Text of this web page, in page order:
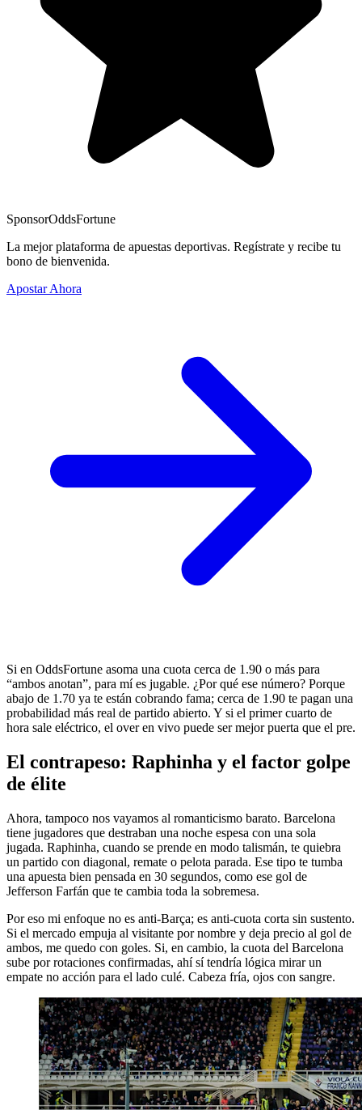
SponsorOddsFortune
La mejor plataforma de apuestas deportivas. Regístrate y recibe tu
bono de bienvenida.
Apostar Ahora
Si en OddsFortune asoma una cuota cerca de 1.90 o más para
“ambos anotan”, para mí es jugable. ¿Por qué ese número? Porque
abajo de 1.70 ya te están cobrando fama; cerca de 1.90 te pagan una
probabilidad más real de partido abierto. Y si el primer cuarto de
hora sale eléctrico, el over en vivo puede ser mejor puerta que el pre.
El contrapeso: Raphinha y el factor golpe
de élite
Ahora, tampoco nos vayamos al romanticismo barato. Barcelona
tiene jugadores que destraban una noche espesa con una sola
jugada. Raphinha, cuando se prende en modo talismán, te quiebra
un partido con diagonal, remate o pelota parada. Ese tipo te tumba
una apuesta bien pensada en 30 segundos, como ese gol de
Jefferson Farfán que te cambia toda la sobremesa.
Por eso mi enfoque no es anti-Barça; es anti-cuota corta sin sustento.
Si el mercado empuja al visitante por nombre y deja precio al gol de
ambos, me quedo con goles. Si, en cambio, la cuota del Barcelona
sube por rotaciones confirmadas, ahí sí tendría lógica mirar un
empate no acción para el lado culé. Cabeza fría, ojos con sangre.